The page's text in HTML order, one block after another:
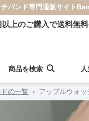
バンド専門通販サイト
以上のご購入で送料無料
商品を検索
の一覧 › アップルウォ